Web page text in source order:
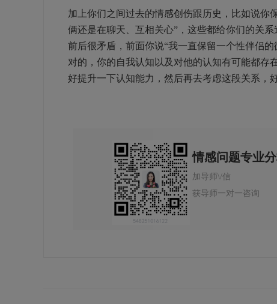
加上你们之间过去的情感创伤跟历史，比如说你
俩还是在聊天、互相关心”，这些都给你们的关
前后很矛盾，前面你说“我一直保留一个性伴侣
对的，你的自我认知以及对他的认知有可能都存
好提升一下认知能力，然后再去考虑这段关系，
情感问题专业
加导师\/信
获导师一对一咨询